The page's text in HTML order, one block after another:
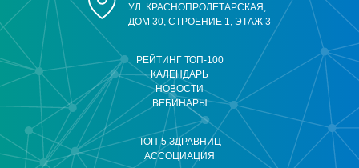
РЕЙТИНГ ТОП-100
КАЛЕНДАРЬ
НОВОСТИ
ВЕБИНАРЫ
ТОП-5 ЗДРАВНИЦ
АССОЦИАЦИЯ
УЛ. КРАСНОПРОЛЕТАРСКАЯ,
ДОМ 30, СТРОЕНИЕ 1, ЭТАЖ 3